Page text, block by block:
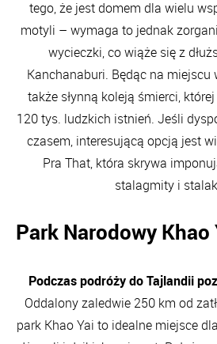
tego, że jest domem dla wielu
motyli – wymaga to jednak
wycieczki, co wiąże się z
Kanchanaburi. Będąc na miejscu
także słynną koleją śmierci,
120 tys. ludzkich istnień. Jeśli
czasem, interesującą opcją jest
Pra That, która skrywa
stalagmity i
Park Narodowy Khao
Podczas podróży do Tajlandii
Oddalony zaledwie 250 km od
park Khao Yai to idealne miejsce